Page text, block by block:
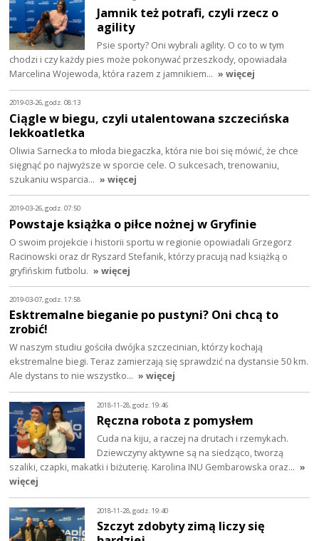
Jamnik też potrafi, czyli rzecz o
agility
Psie sporty? Oni wybrali agility. O co to w tym
chodzi i czy każdy pies może pokonywać przeszkody, opowiadała
Marcelina Wojewoda, która razem z jamnikiem… » więcej
2019-03-26, godz. 08:13
Ciągle w biegu, czyli utalentowana szczecińska
lekkoatletka
Oliwia Sarnecka to młoda biegaczka, która nie boi się mówić, że chce
sięgnąć po najwyższe w sporcie cele. O sukcesach, trenowaniu,
szukaniu wsparcia… » więcej
2019-03-26, godz. 07:50
Powstaje książka o piłce nożnej w Gryfinie
O swoim projekcie i historii sportu w regionie opowiadali Grzegorz
Racinowski oraz dr Ryszard Stefanik, którzy pracują nad książką o
gryfińskim futbolu. » więcej
2019-03-07, godz. 17:58
Esktremalne bieganie po pustyni? Oni chcą to
zrobić!
W naszym studiu gościła dwójka szczecinian, którzy kochają
ekstremalne biegi. Teraz zamierzają się sprawdzić na dystansie 50 km.
Ale dystans to nie wszystko… » więcej
2018-11-28, godz. 19:46
Ręczna robota z pomysłem
Cuda na kiju, a raczej na drutach i rzemykach.
Dziewczyny aktywne są na siedząco, tworzą
szaliki, czapki, makatki i biżuterię. Karolina INU Gembarowska oraz… »
więcej
2018-11-28, godz. 19:40
Szczyt zdobyty zimą liczy się